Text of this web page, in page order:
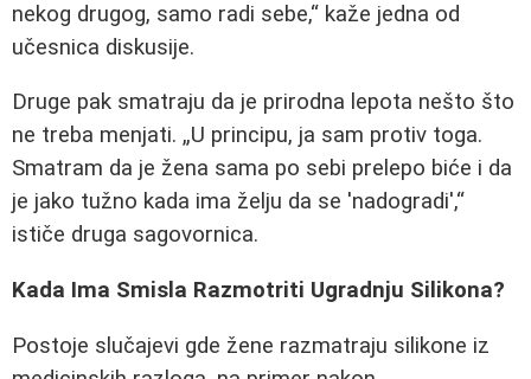
nekog drugog, samo radi sebe, kaže jedna od
učesnica diskusije.
Druge pak smatraju da je prirodna lepota nešto što
ne treba menjati.
U principu, ja sam protiv toga.
Smatram da je žena sama po sebi prelepo biće i da
je jako tužno kada ima želju da se 'nadogradi',
ističe druga sagovornica.
Kada Ima Smisla Razmotriti Ugradnju Silikona?
Postoje slučajevi gde žene razmatraju silikone iz